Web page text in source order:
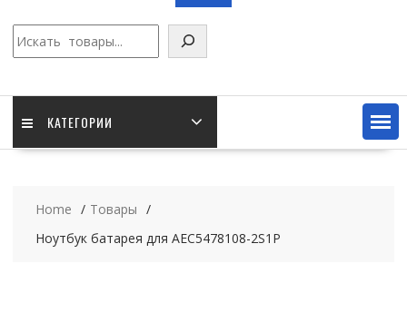
КАТЕГОРИИ
Home
Товары
Ноутбук батарея для AEC5478108-2S1P